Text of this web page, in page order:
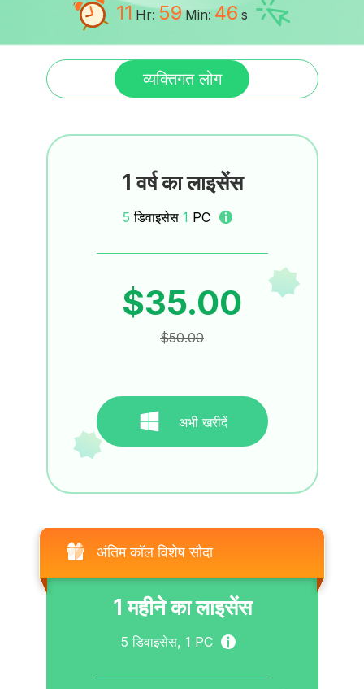
11 Hr: 59 Min: 46 s
व्यक्तिगत लोग
1 वर्ष का लाइसेंस
5 डिवाइसेस 1 PC
$35.00
$50.00
अभी खरीदें
अंतिम कॉल विशेष सौदा
1 महीने का लाइसेंस
5 डिवाइसेस, 1 PC